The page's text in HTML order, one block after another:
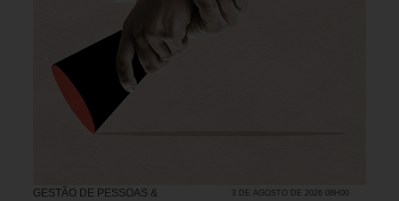
GESTÃO DE PESSOAS &
3 DE AGOSTO DE 2026 08H00